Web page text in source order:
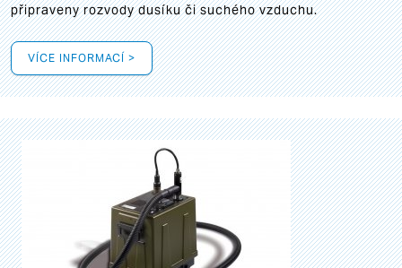
připraveny rozvody dusíku či suchého vzduchu.
VÍCE INFORMACÍ >